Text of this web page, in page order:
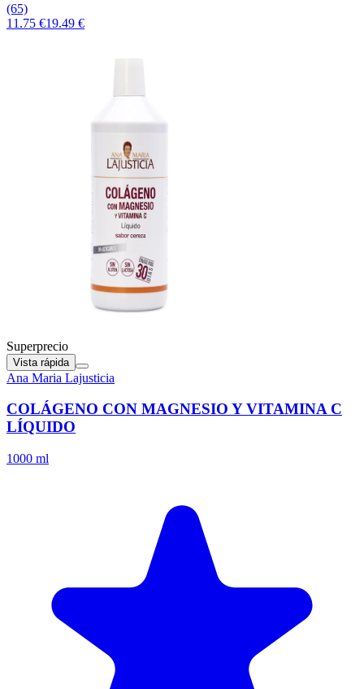
(65)
11.75 €19.49 €
Superprecio
Vista rápida
Ana Maria Lajusticia
COLÁGENO CON MAGNESIO Y VITAMINA C
LÍQUIDO
1000 ml